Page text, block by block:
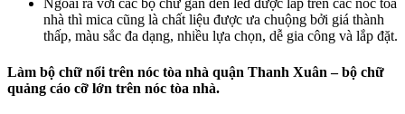
Ngoài ra với các bộ chữ gắn đèn led được lắp trên các nóc tòa
nhà thì mica cũng là chất liệu được ưa chuộng bởi giá thành
thấp, màu sắc đa dạng, nhiều lựa chọn, dễ gia công và lắp đặt.
Làm bộ chữ nổi trên nóc tòa nhà quận Thanh Xuân – bộ chữ
quảng cáo cỡ lớn trên nóc tòa nhà.